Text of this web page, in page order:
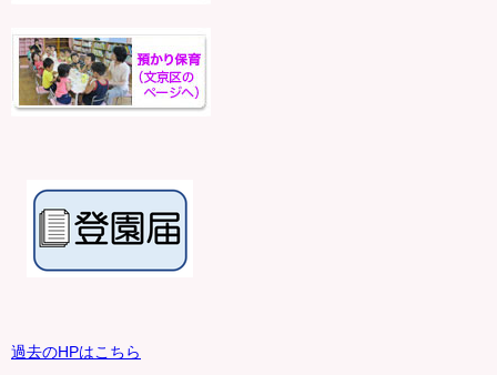
過去のHPはこちら